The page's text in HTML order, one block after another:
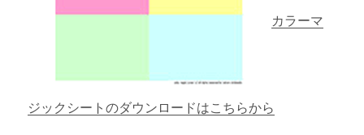
カラーマ
ジックシートのダウンロードはこちらから